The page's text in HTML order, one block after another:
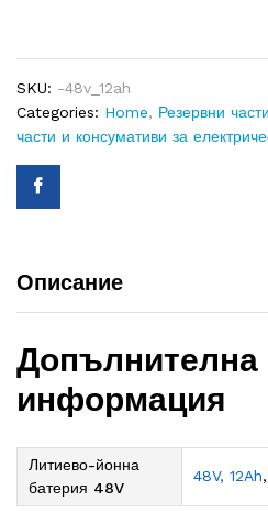
SKU: -48v_12ah
Categories: Home, Резервни
части и консумативи за
Описание
Допълнителна
информация
Литиево-йонна
батерия 48V
48V, 12Ah,